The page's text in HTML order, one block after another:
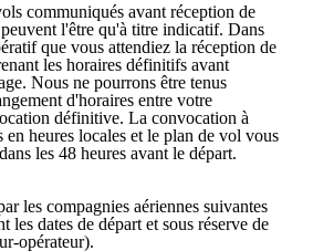
communiqués avant réception de
l'être qu'à titre indicatif. Dans
que vous attendiez la réception de
les horaires définitifs avant
Nous ne pourrons être tenus
d'horaires entre votre
définitive. La convocation à
en heures locales et le plan de vol vous
les 48 heures avant le départ.
les compagnies aériennes suivantes
les dates de départ et sous réserve de
opérateur).